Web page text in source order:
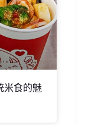
米食的魅